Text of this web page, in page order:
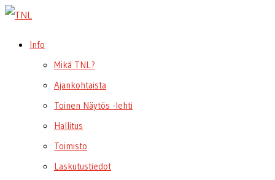
Info
Mikä TNL?
Ajankohtaista
Toinen Näytös -lehti
Hallitus
Toimisto
Laskutustiedot